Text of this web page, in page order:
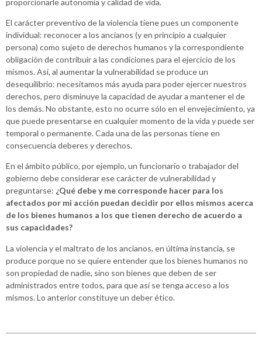
El carácter preventivo de la violencia tiene pues un componente
individual: reconocer a los ancianos (y en principio a cualquier
persona) como sujeto de derechos humanos y la correspondiente
obligación de contribuir a las condiciones para el ejercicio de los
mismos. Así, al aumentar la vulnerabilidad se produce un
desequilibrio: necesitamos más ayuda para poder ejercer nuestros
derechos, pero disminuye la capacidad de ayudar a mantener el de
los demás. No obstante, esto no ocurre sólo en el envejecimiento, ya
que puede presentarse en cualquier momento de la vida y puede ser
temporal o permanente. Cada una de las personas tiene en
consecuencia deberes y derechos.
En el ámbito público, por ejemplo, un funcionario o trabajador del
gobierno debe considerar ese carácter de vulnerabilidad y
preguntarse: ¿Qué debe y me corresponde hacer para los
afectados por mi acción puedan decidir por ellos mismos acerca
de los bienes humanos a los que tienen derecho de acuerdo a
sus capacidades?
La violencia y el maltrato de los ancianos, en última instancia, se
produce porque no se quiere entender que los bienes humanos no
son propiedad de nadie, sino son bienes que deben de ser
administrados entre todos, para que así se tenga acceso a los
mismos. Lo anterior constituye un deber ético.